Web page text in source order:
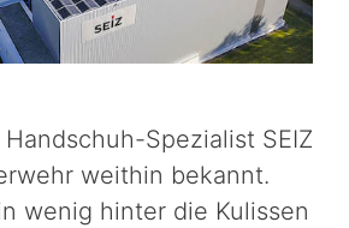
Spezialist SEIZ
weithin bekannt.
wenig hinter die Kulissen